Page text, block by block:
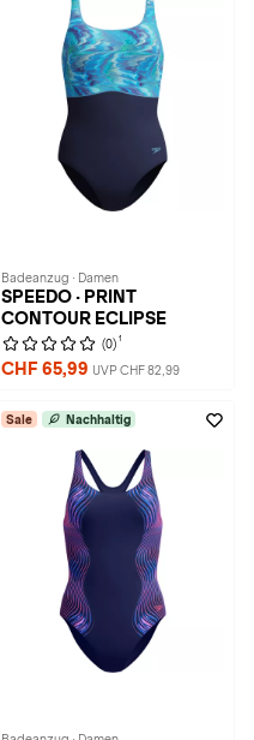
Badeanzug · Damen
SPEEDO · PRINT
CONTOUR ECLIPSE
(0) 1
CHF 65,99 UVP CHF 82,99
Sale Nachhaltig